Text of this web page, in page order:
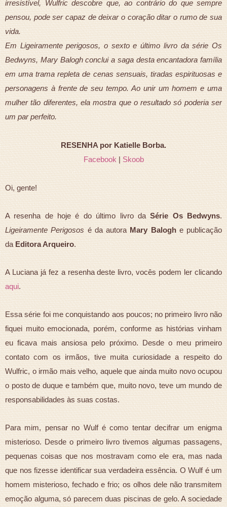
irresistível, Wulfric descobre que, ao contrário do que sempre
pensou, pode ser capaz de deixar o coração ditar o rumo de sua
vida.
Em Ligeiramente perigosos, o sexto e último livro da série Os
Bedwyns, Mary Balogh conclui a saga desta encantadora família
em uma trama repleta de cenas sensuais, tiradas espirituosas e
personagens à frente de seu tempo. Ao unir um homem e uma
mulher tão diferentes, ela mostra que o resultado só poderia ser
um par perfeito.
RESENHA por Katielle Borba.
Facebook| Skoob
Oi, gente!
A resenha de hoje é do último livro daSérie Os Bedwyns.
Ligeiramente Perigososé da autoraMary Baloghe publicação
da Editora Arqueiro.
A Luciana já fez a resenha deste livro, vocês podem ler clicando
aqui.
Essa série foi me conquistando aos poucos; no primeiro livro não
fiquei muito emocionada, porém, conforme as histórias vinham
eu ficava mais ansiosa pelo próximo. Desde o meu primeiro
contato com os irmãos, tive muita curiosidade a respeito do
Wulfric, o irmão mais velho, aquele que ainda muito novo ocupou
o posto de duque e também que, muito novo, teve um mundo de
responsabilidades às suas costas.
Para mim, pensar no Wulf é como tentar decifrar um enigma
misterioso. Desde o primeiro livro tivemos algumas passagens,
pequenas coisas que nos mostravam como ele era, mas nada
que nos fizesse identificar sua verdadeira essência. O Wulf é um
homem misterioso, fechado e frio; os olhos dele não transmitem
emoção alguma, só parecem duas piscinas de gelo. A sociedade